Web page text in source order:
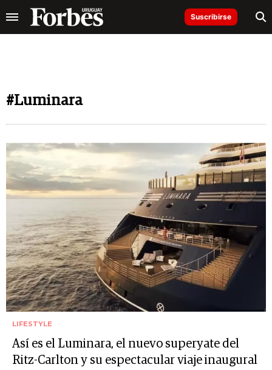
Suscribirse
#Luminara
LIFESTYLE
Así es el Luminara, el nuevo superyate del
Ritz-Carlton y su espectacular viaje inaugural